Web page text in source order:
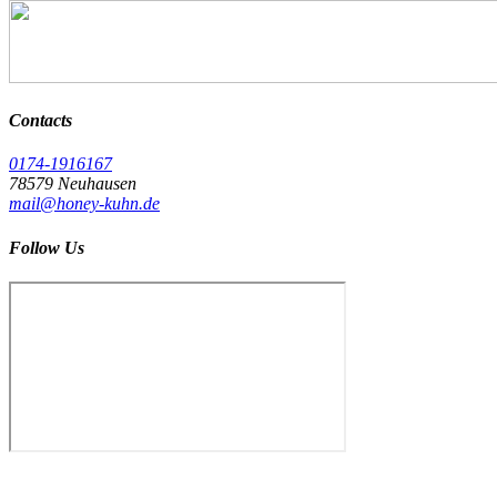
Contacts
0174-1916167
78579 Neuhausen
mail@honey-kuhn.de
Follow Us